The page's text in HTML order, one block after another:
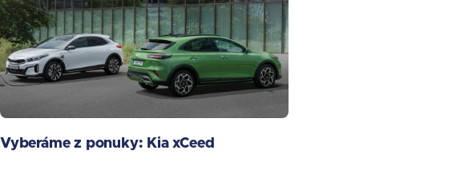
Vyberáme z ponuky: Kia xCeed